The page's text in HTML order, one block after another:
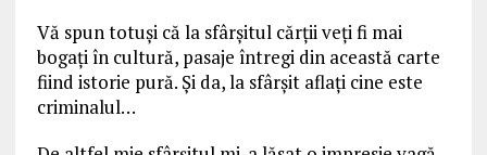
Vă spun totuşi că la sfârşitul cărţii veţi fi mai
bogaţi în cultură, pasaje întregi din această carte
fiind istorie pură. Şi da, la sfârşit aflaţi cine este
criminalul…